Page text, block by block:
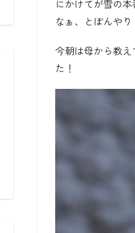
にかけてが雪の
なぁ、とぼんやり
今朝は母から教
た！